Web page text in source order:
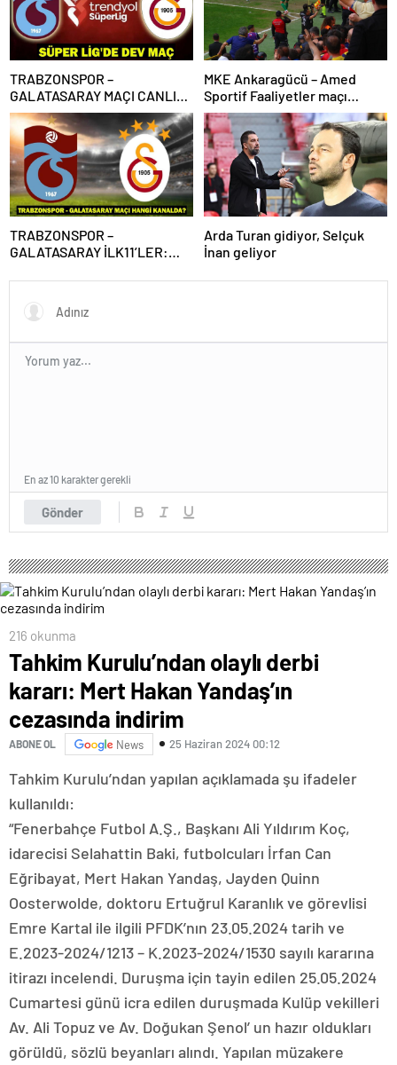
TRABZONSPOR –
GALATASARAY MAÇI CANLI
İZLE | Trabzonspor-
Galatasaray maçı canlı izleme
bilgileri! Süper Lig’de dev
maç!
MKE Ankaragücü – Amed
Sportif Faaliyetler maçı
olaylarla başladı
TRABZONSPOR –
GALATASARAY İLK11’LER:
maçı hangi kanalda, saat
kaçta?
Arda Turan gidiyor, Selçuk
İnan geliyor
Gönder
En az 10 karakter gerekli
216 okunma
Tahkim Kurulu’ndan olaylı derbi
kararı: Mert Hakan Yandaş’ın
cezasında indirim
ABONE OL News 25 Haziran 2024 00:12
Tahkim Kurulu’ndan yapılan açıklamada şu ifadeler
kullanıldı:
“Fenerbahçe Futbol A.Ş., Başkanı Ali Yıldırım Koç,
idarecisi Selahattin Baki, futbolcuları İrfan Can
Eğribayat, Mert Hakan Yandaş, Jayden Quinn
Oosterwolde, doktoru Ertuğrul Karanlık ve görevlisi
Emre Kartal ile ilgili PFDK’nın 23.05.2024 tarih ve
E.2023-2024/1213 – K.2023-2024/1530 sayılı kararına
itirazı incelendi. Duruşma için tayin edilen 25.05.2024
Cumartesi günü icra edilen duruşmada Kulüp vekilleri
Av. Ali Topuz ve Av. Doğukan Şenol’ un hazır oldukları
görüldü, sözlü beyanları alındı. Yapılan müzakere